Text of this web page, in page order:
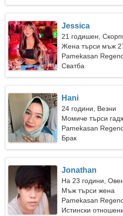
Jessica
21 годишен,
Жена търси мъж
Pamekasan
Сватба
Hani
24 години, Везни
Момиче търси
Pamekasan
Брак
Jonathan
На 23 години,
Мъж търси жена
Pamekasan
Истински